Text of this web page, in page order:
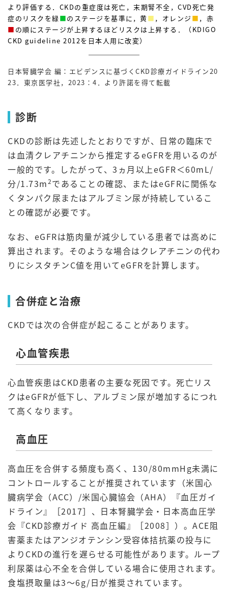
より評価する．CKDの重症度は死亡，末期腎不全，CVD死亡発
症のリスクを緑■のステージを基準に，黄■ ，オレンジ ■ ，赤
■ の順にステージが上昇するほどリスクは上昇する．（KDIGO
CKD guideline 2012を日本人用に改変）
日本腎臓学会 編：エビデンスに基づくCKD診療ガイドライン20
23．東京医学社，2023：4．より許諾を得て転載
診断
CKDの診断は先述したとおりですが、日常の臨床で
は血清クレアチニンから推定するeGFRを用いるのが
一般的です。したがって、3ヵ月以上eGFR＜60mL/
分/1.73m2であることの確認、またはeGFRに関係な
くタンパク尿またはアルブミン尿が持続しているこ
との確認が必要です。
なお、eGFRは筋肉量が減少している患者では高めに
算出されます。そのような場合はクレアチニンの代わ
りにシスタチンC値を用いてeGFRを計算します。
合併症と治療
CKDでは次の合併症が起こることがあります。
心血管疾患
心血管疾患はCKD患者の主要な死因です。死亡リス
クはeGFRが低下し、アルブミン尿が増加するにつれ
て高くなります。
高血圧
高血圧を合併する頻度も高く、130/80mmHg未満に
コントロールすることが推奨されています（米国心
臓病学会（ACC）/米国心臓協会（AHA）『血圧ガイ
ドライン』［2017］、日本腎臓学会・日本高血圧学
会『CKD診療ガイド 高血圧編』［2008］）。ACE阻
害薬またはアンジオテンシン受容体拮抗薬の投与に
よりCKDの進行を遅らせる可能性があります。ループ
利尿薬は心不全を合併している場合に使用されます。
食塩摂取量は3～6g/日が推奨されています。